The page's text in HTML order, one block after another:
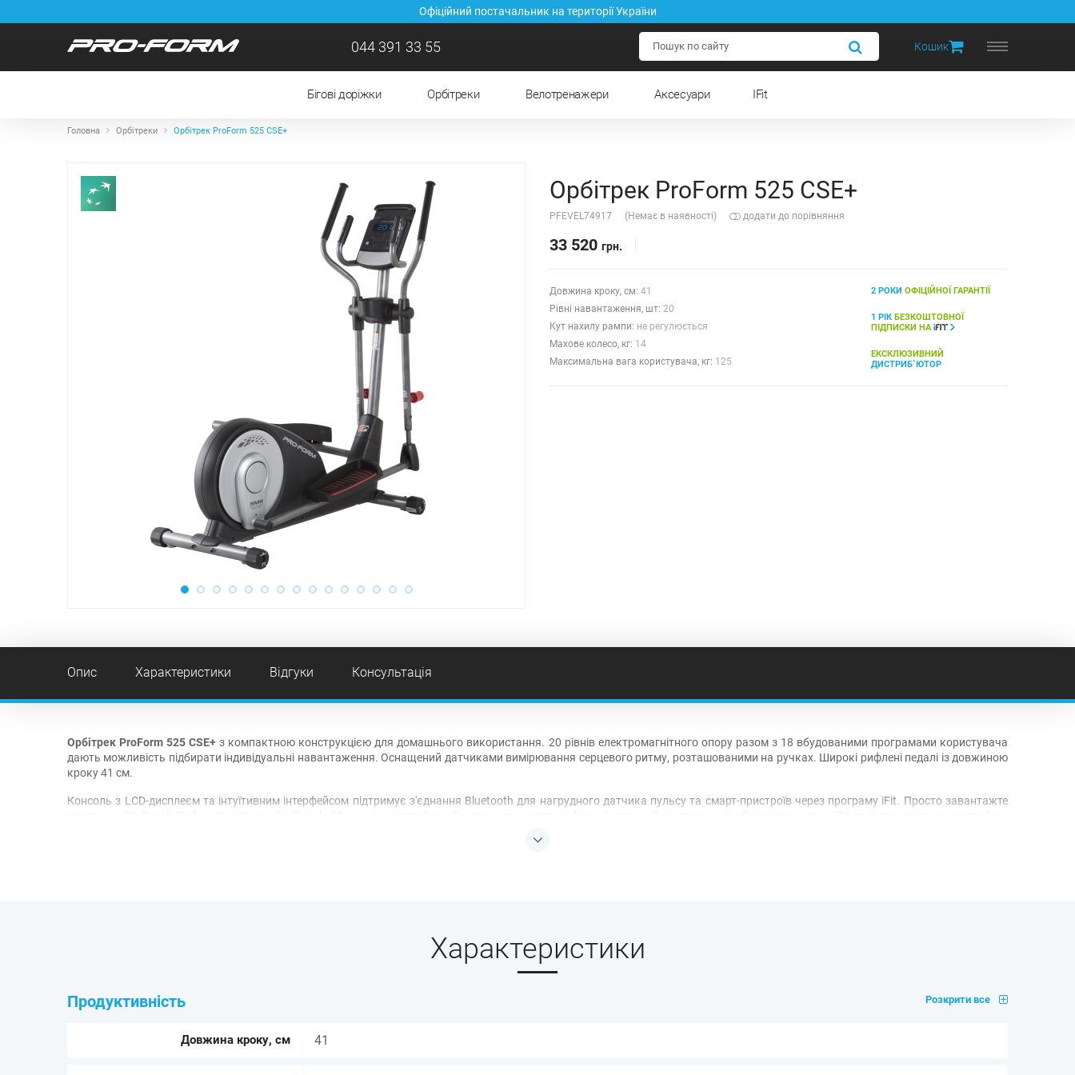
Офіційний постачальник на території України
044 391 33 55 Кошик
Бігові доріжки Орбітреки Велотренажери Аксесуари IFit
Головна Орбітреки Орбітрек ProForm 525 CSE+
Орбітрек ProForm 525 CSE+
PFEVEL74917 (Немає в наявності) додати до порівняння
33 520 грн.
Довжина кроку, см: 41
Рівні навантаження, шт: 20
Кут нахилу рампи: не регулюється
Махове колесо, кг: 14
Максимальна вага користувача, кг: 125
2 РОКИ ОФІЦІЙНОЇ ГАРАНТІЇ
1 РІК БЕЗКОШТОВНОЇ
ПІДПИСКИ НА
ЕКСКЛЮЗИВНИЙ
ДИСТРИБ`ЮТОР
Опис Характеристики Відгуки Консультація
Орбітрек ProForm 525 CSE+ з компактною конструкцією для домашнього використання. 20 рівнів електромагнітного опору разом з 18 вбудованими програмами користувача
дають можливість підбирати індивідуальні навантаження. Оснащений датчиками вимірювання серцевого ритму, розташованими на ручках. Широкі рифлені педалі із довжиною
кроку 41 см.
Консоль з LCD-дисплеєм та інтуїтивним інтерфейсом підтримує з'єднання Bluetooth для нагрудного датчика пульсу та смарт-пристроїв через програму iFit. Просто завантажте
програму iFit Coach Redy з App Store або Google Play на ваш телефон або планшет, і дотримуйтесь інструкцій зі створення облікового запису iFit та встановлення настройок.
Характеристики
Продуктивність Розкрити все
Довжина кроку, см 41